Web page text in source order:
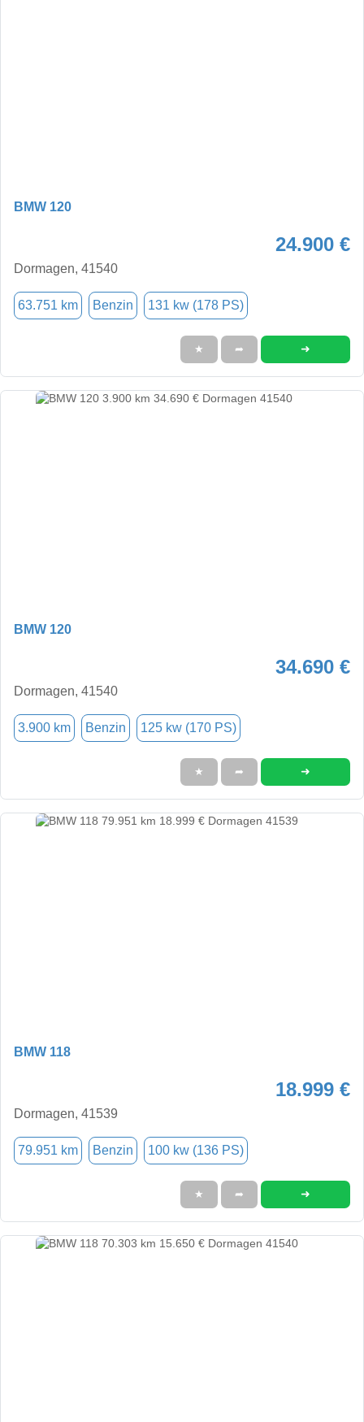
BMW 120
24.900 €
Dormagen, 41540
63.751 km Benzin 131 kw (178 PS)
★ ➦ ➜
BMW 120
34.690 €
Dormagen, 41540
3.900 km Benzin 125 kw (170 PS)
★ ➦ ➜
BMW 118
18.999 €
Dormagen, 41539
79.951 km Benzin 100 kw (136 PS)
★ ➦ ➜